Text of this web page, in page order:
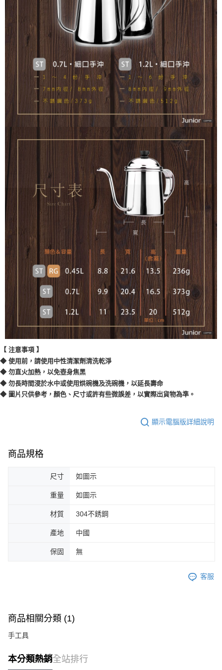
【 注意事項 】
◆ 使用前，請使用中性清潔劑清洗乾淨
◆ 勿直火加熱，以免壺身焦黑
◆ 勿長時間浸於水中或使用烘碗機及洗碗機，以延長壽命
◆ 圖片只供參考，顏色、尺寸或許有些微誤差，以實際出貨物為準。
顯示電腦版詳細說明
商品規格
尺寸 如圖示
重量 如圖示
材質 304不銹鋼
產地 中國
保固 無
客服
商品相關分類 (1)
手工具
本分類熱銷全站排行